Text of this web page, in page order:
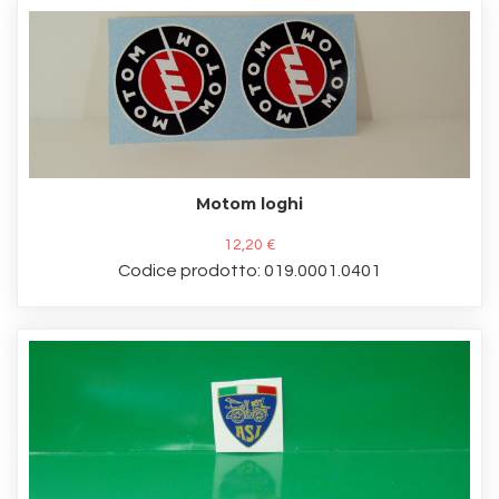
Motom loghi
12,20 €
Codice prodotto: 019.0001.0401